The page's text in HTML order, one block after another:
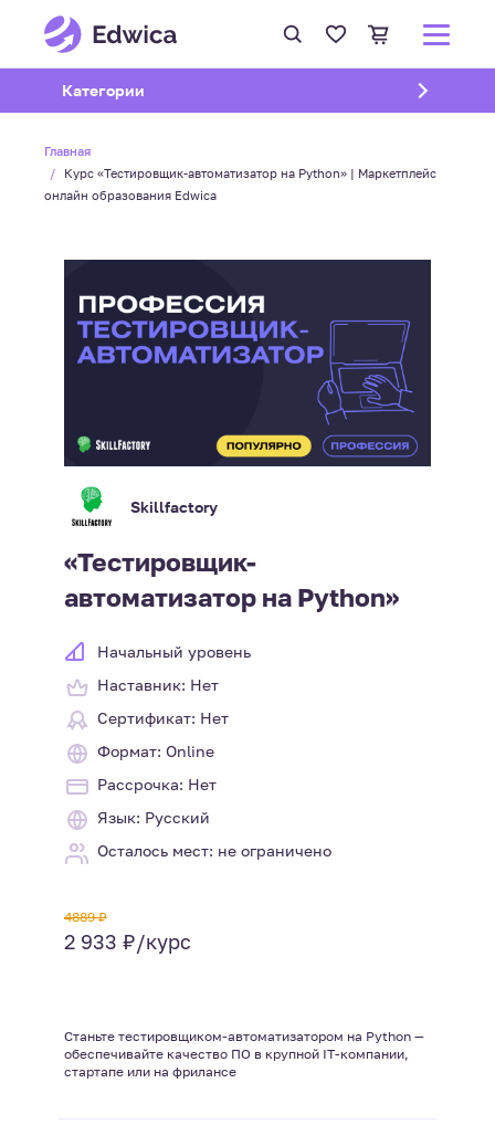
Открыть подменю
Категории
Главная
Курс «Тестировщик-автоматизатор на Python» | Маркетплейс
онлайн образования Edwica
Skillfactory
«Тестировщик-
автоматизатор на Python»
Начальный уровень
Наставник: Нет
Сертификат: Нет
Формат: Online
Рассрочка: Нет
Язык: Русский
Осталось мест: не ограничено
4889 ₽
2 933 ₽/курс
Станьте тестировщиком-автоматизатором на Python —
обеспечивайте качество ПО в крупной IT-компании,
стартапе или на фрилансе